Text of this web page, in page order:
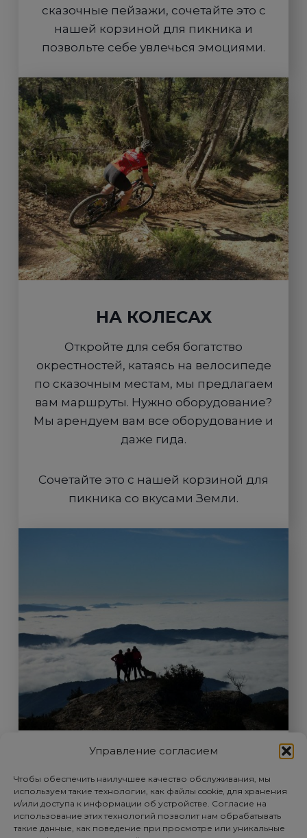
Управление согласием
Чтобы обеспечить наилучшее качество обслуживания, мы
используем такие технологии, как файлы cookie, для хранения
и/или доступа к информации об устройстве. Согласие на
использование этих технологий позволит нам обрабатывать
такие данные, как поведение при просмотре или уникальные
сказочные пейзажи, сочетайте это с
нашей корзиной для пикника и
позвольте себе увлечься эмоциями.
НА КОЛЕСАХ
Откройте для себя богатство
окрестностей, катаясь на велосипеде
по сказочным местам, мы предлагаем
вам маршруты. Нужно оборудование?
Мы арендуем вам все оборудование и
даже гида.
Сочетайте это с нашей корзиной для
пикника со вкусами Земли.
Для любителей природы нет лучшего
способа, чем открыть для себя
пешком волшебные места,